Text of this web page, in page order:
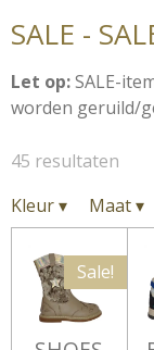
SALE -
Let op:SALE-
worden geruild/
45 resultaten
Kleur▾ Maat▾
Sale!